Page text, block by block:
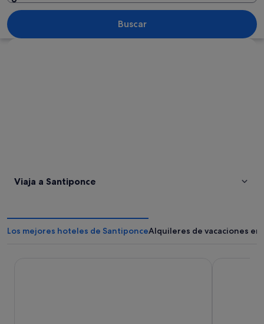
Un muelle con edificios coloridos y
Buscar
Viaja a Santiponce
Los mejores hoteles de SantiponceAlquileres de vacaciones en